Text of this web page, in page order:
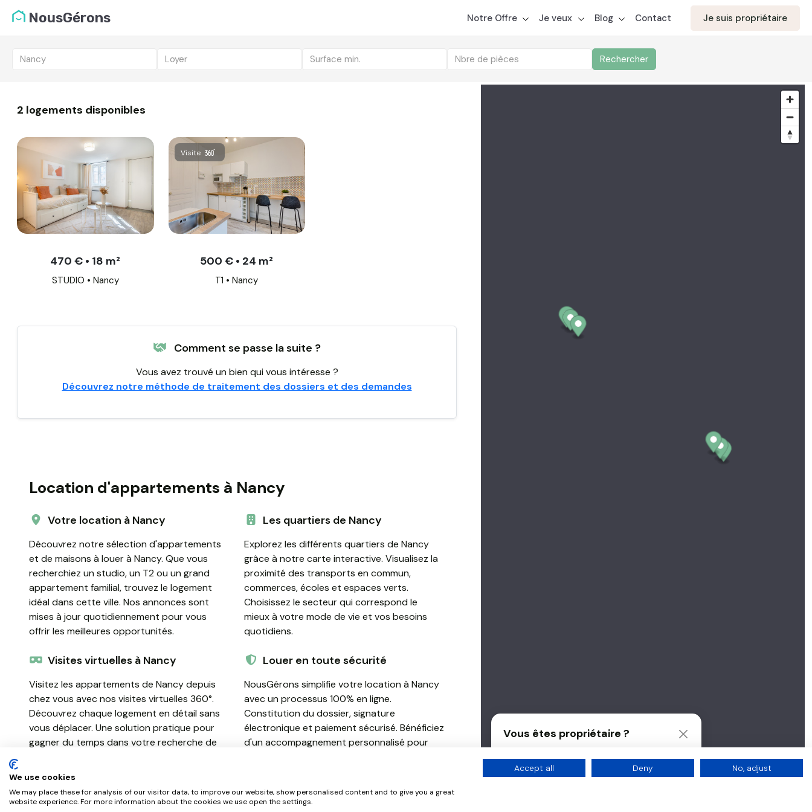
NousGérons Notre Offre Je veux Blog Contact Je suis propriétaire
Nancy Loyer Surface min. Nbre de pièces Rechercher
Liste des logements disponiblesDécouvrez comment NousGérons étudie et traite votre candidature
2 logements disponibles
470 € • 18 m²
STUDIO • Nancy
Visite
500 € • 24 m²
T1 • Nancy
Comment se passe la suite ?
Vous avez trouvé un bien qui vous intéresse ?
Découvrez notre méthode de traitement des dossiers et des demandes
Location d'appartements à Nancy
Votre location à Nancy
Découvrez notre sélection d'appartements
et de maisons à louer à Nancy. Que vous
recherchiez un studio, un T2 ou un grand
appartement familial, trouvez le logement
idéal dans cette ville. Nos annonces sont
mises à jour quotidiennement pour vous
offrir les meilleures opportunités.
Les quartiers de Nancy
Explorez les différents quartiers de Nancy
grâce à notre carte interactive. Visualisez la
proximité des transports en commun,
commerces, écoles et espaces verts.
Choisissez le secteur qui correspond le
mieux à votre mode de vie et vos besoins
quotidiens.
Visites virtuelles à Nancy
Visitez les appartements de Nancy depuis
chez vous avec nos visites virtuelles 360°.
Découvrez chaque logement en détail sans
vous déplacer. Une solution pratique pour
gagner du temps dans votre recherche de
Louer en toute sécurité
NousGérons simplifie votre location à Nancy
avec un processus 100% en ligne.
Constitution du dossier, signature
électronique et paiement sécurisé. Bénéficiez
d'un accompagnement personnalisé pour
Vous êtes propriétaire ?
génération avec NousGérons.
We use cookies
We may place these for analysis of our visitor data, to improve our website, show personalised content and to give you a great
website experience. For more information about the cookies we use open the settings.
Accept all Deny No, adjust